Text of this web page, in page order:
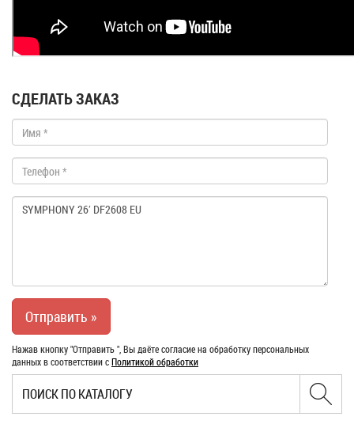
СДЕЛАТЬ ЗАКАЗ
Нажав кнопку "Отправить ", Вы даёте согласие на обработку персональных
данных в соответствии сПолитикой обработки